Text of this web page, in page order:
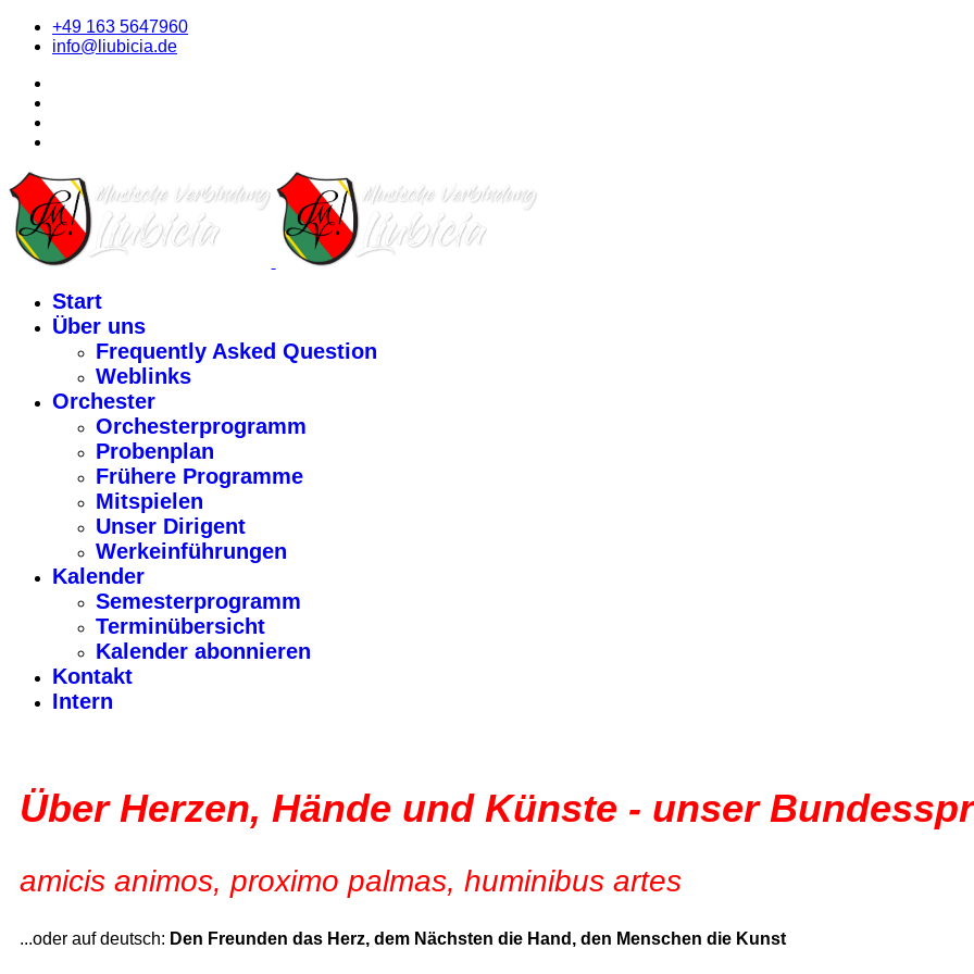
+49 163 5647960
info@liubicia.de
Start
Über uns
Frequently Asked Question
Weblinks
Orchester
Orchesterprogramm
Probenplan
Frühere Programme
Mitspielen
Unser Dirigent
Werkeinführungen
Kalender
Semesterprogramm
Terminübersicht
Kalender abonnieren
Kontakt
Intern
Über Herzen, Hände und Künste - unser
amicis animos, proximo palmas, huminibus artes
...oder auf deutsch: Den Freunden das Herz, dem Nächsten die Hand, den Menschen die Kunst